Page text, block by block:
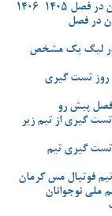
1405-1406
در فصل
در لیگ یک مشخص
روز تست گیری
پیش رو
گیری از تیم زیر
تست گیری تیم
فوتبال مس کرمان
ملی نوجوانان